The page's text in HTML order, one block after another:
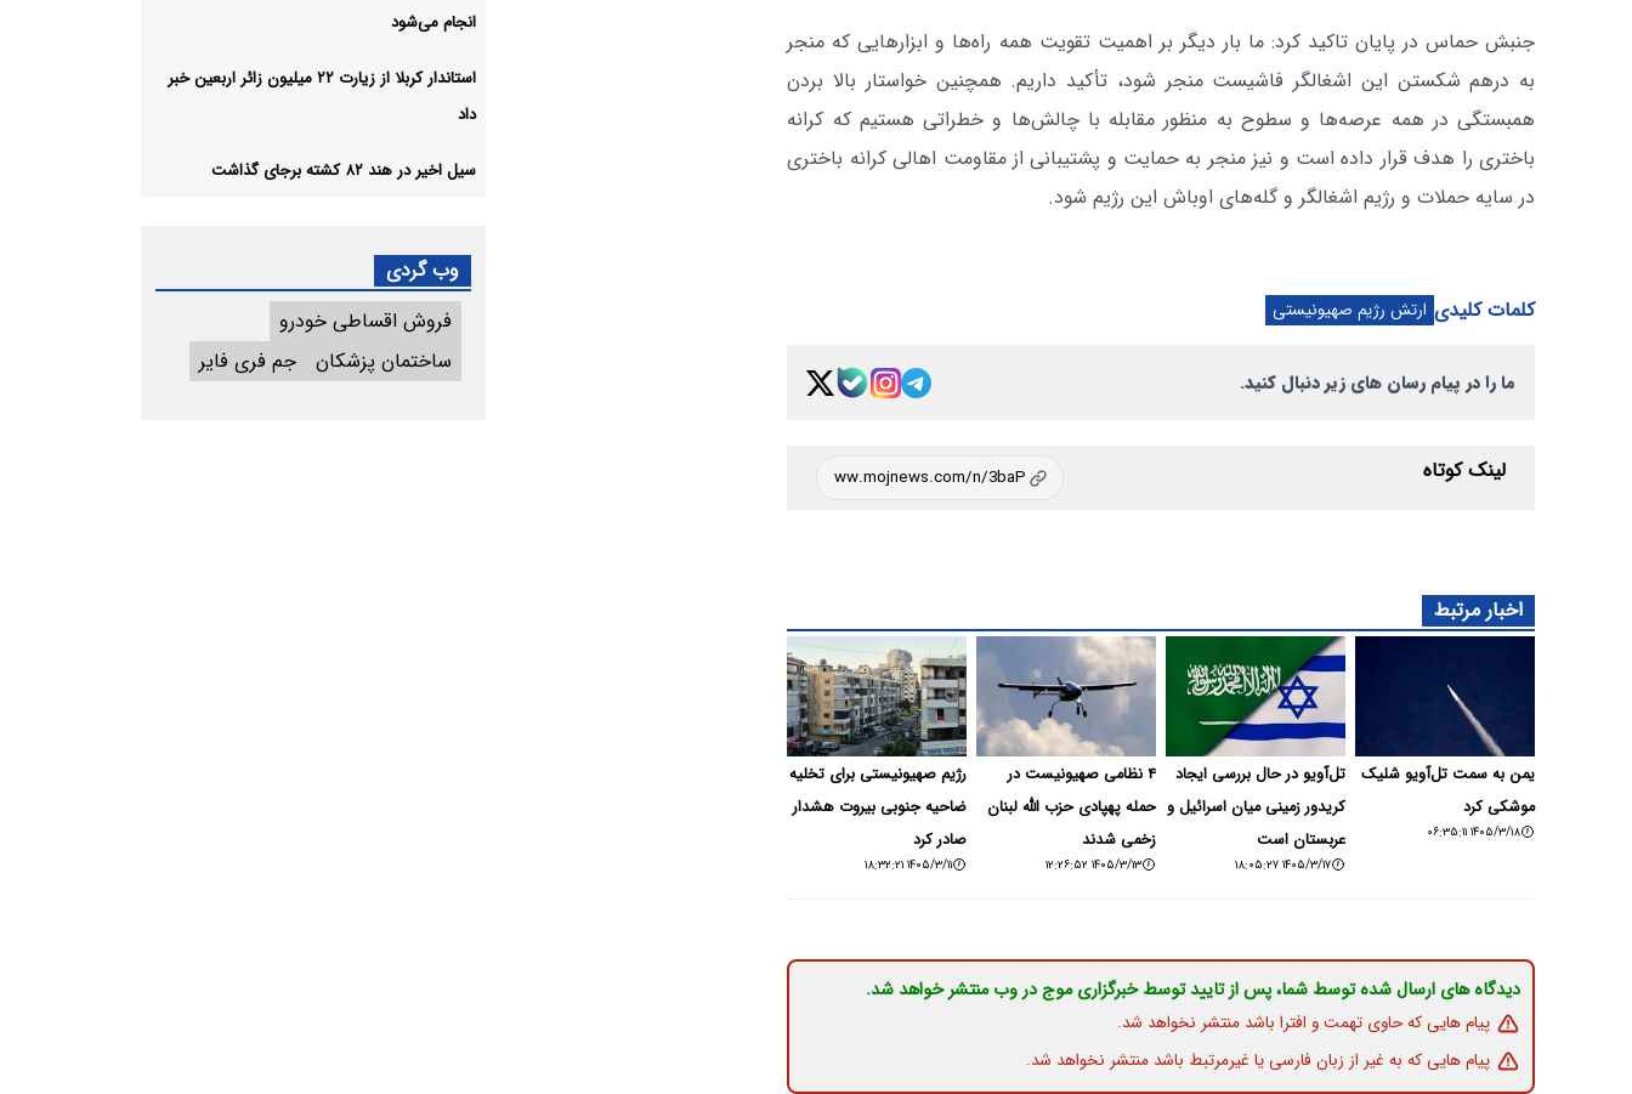
جنبش حماس در پایان تاکید کرد: ما بار دیگر بر اهمیت تقویت همه راه‌ها و ابزارهایی که منجر
به درهم شکستن این اشغالگر فاشیست منجر شود، تأکید داریم. همچنین خواستار بالا بردن
همبستگی در همه عرصه‌ها و سطوح به منظور مقابله با چالش‌ها و خطراتی هستیم که کرانه
باختری را هدف قرار داده است و نیز منجر به حمایت و پشتیبانی از مقاومت اهالی کرانه باختری
در سایه حملات و رژیم اشغالگر و گله‌های اوباش این رژیم شود.
کلمات کلیدی ارتش رژیم صهیونیستی
ما را در پیام رسان های زیر دنبال کنید.
لینک کوتاه
اخبار مرتبط
یمن به سمت تل‌آویو شلیک
موشکی کرد
۱۴۰۵/۳/۱۸ ۰۶:۳۵:۱۱
تل‌آویو در حال بررسی ایجاد
کریدور زمینی میان اسرائیل و
عربستان است
۱۴۰۵/۳/۱۷ ۱۸:۰۵:۲۷
۴ نظامی صهیونیست در
حمله پهپادی حزب الله لبنان
زخمی شدند
۱۴۰۵/۳/۱۳ ۱۲:۲۶:۵۲
رژیم صهیونیستی برای تخلیه
ضاحیه جنوبی بیروت هشدار
صادر کرد
۱۴۰۵/۳/۱۱ ۱۸:۳۲:۲۱
دیدگاه های ارسال شده توسط شما، پس از تایید توسط خبرگزاری موج در وب منتشر خواهد شد.
پیام هایی که حاوی تهمت و افترا باشد منتشر نخواهد شد.
پیام هایی که به غیر از زبان فارسی یا غیرمرتبط باشد منتشر نخواهد شد.
انجام می‌شود
استاندار کربلا از زیارت ۲۲ میلیون زائر اربعین خبر
داد
سیل اخیر در هند ۸۲ کشته برجای گذاشت
وب گردی
فروش اقساطی خودرو
ساختمان پزشکان
جم فری فایر